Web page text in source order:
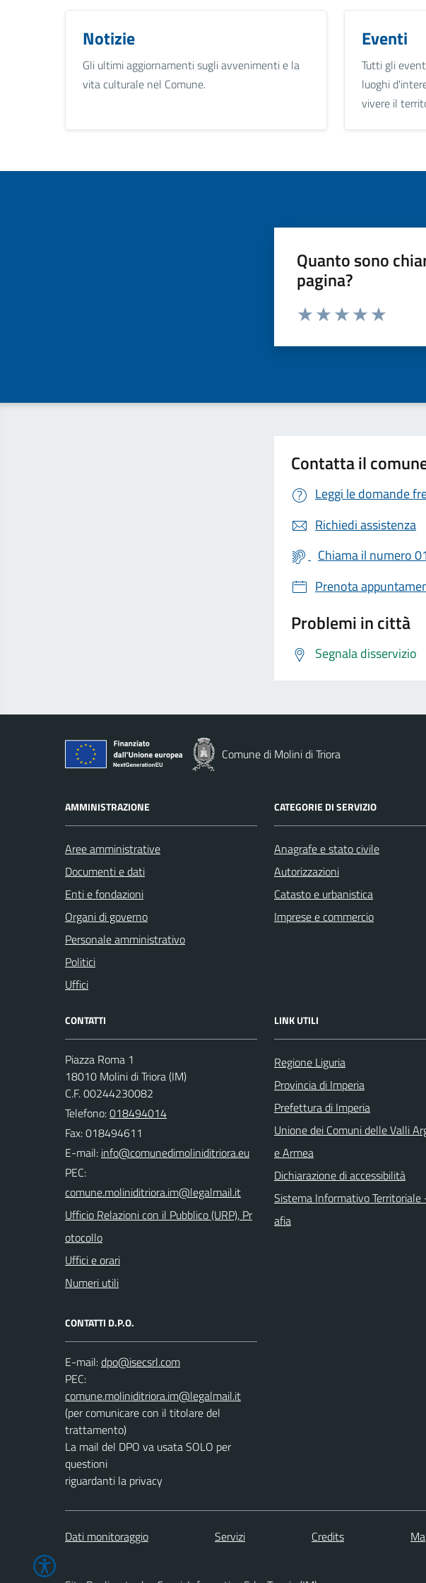
Notizie
Gli ultimi aggiornamenti sugli avvenimenti e la
vita culturale nel Comune.
Eventi
Tutti gli
luoghi
vivere il
Quanto sono
pagina?
Valuta da 1 a 5 stelle la pagina
Contatta il
Leggi le domande
Richiedi assistenza
Chiama il numero
Prenota
Problemi in città
Segnala disservizio
Comune di Molini di Triora
AMMINISTRAZIONE
Aree amministrative
Documenti e dati
Enti e fondazioni
Organi di governo
Personale amministrativo
Politici
Uffici
CATEGORIE DI SERVIZIO
Anagrafe e stato civile
Autorizzazioni
Catasto e urbanistica
Imprese e commercio
CONTATTI
Piazza Roma 1
18010 Molini di Triora (IM)
C.F. 00244230082
Telefono:018494014
Fax: 018494611
E-mail:
PEC:
Ufficio Relazioni con il Pubblico (URP), Pr
otocollo
Uffici e orari
Numeri utili
CONTATTI D.P.O.
E-mail:
PEC:
(per comunicare con il titolare del
trattamento)
La mail del DPO va usata SOLO per
questioni
riguardanti la privacy
LINK UTILI
Regione Liguria
Provincia di Imperia
Prefettura di Imperia
Unione dei Comuni delle Valli
e Armea
Dichiarazione di accessibilità
Sistema Informativo Territoriale
afia
Dati monitoraggio Servizi Credits